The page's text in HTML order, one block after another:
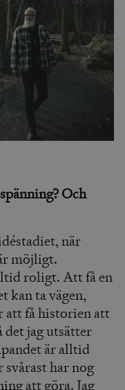
Och
när
möjligt.
roligt. Att få en
kan ta vägen,
att få historien att
det jag utsätter
är alltid
har nog
att göra. Jag